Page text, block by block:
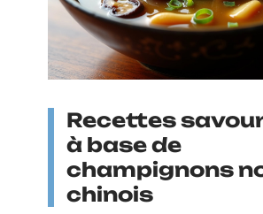
Recettes
à base de
champignons
chinois